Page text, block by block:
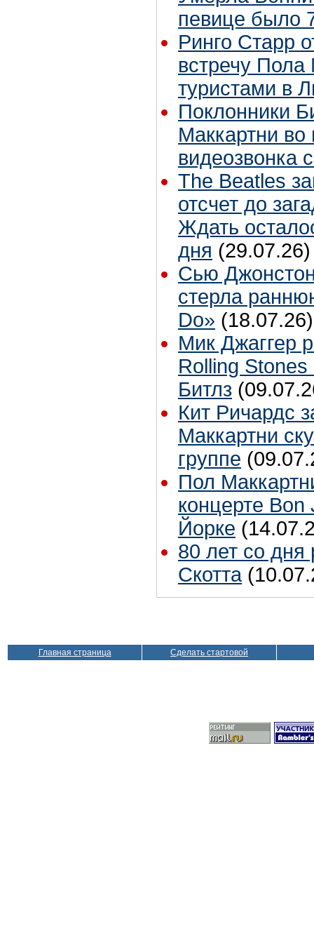
певице было
Ринго Старр
встречу Пола
туристами в
Поклонники
Маккартни во
видеозвонка
The Beatles
отсчет до
Ждать
дня (29.07.26)
Сью
стерла
Do» (18.07.26)
Мик Джаггер
Rolling Stones
Битлз
Кит Ричардс
Маккартни
группе
Пол
концерте
Йорке
80 лет со
Скотта
Главная страница Сделать стартовой